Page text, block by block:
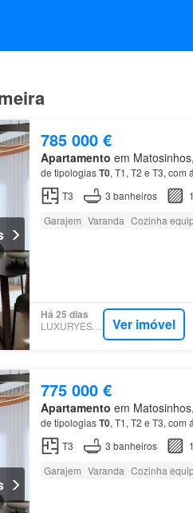
785 000 €
Apartamento em
de tipologiasT0, T1, T2 e T3, com
T3
3 banheiros
Garajem Varanda Cozinha
Há 25 dias
LUXURYESTATE Ver imóvel
775 000 €
Apartamento em
de tipologiasT0, T1, T2 e T3, com
T3
3 banheiros
Garajem Varanda Cozinha